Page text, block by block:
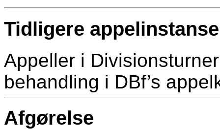
Tidligere
Appeller i
behandling i DBf’s
Afgørelse